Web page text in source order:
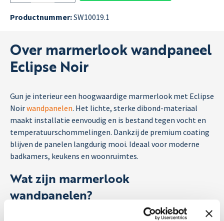
Productnummer:SW10019.1
Over marmerlook wandpaneel
Eclipse Noir
Gun je interieur een hoogwaardige marmerlook met Eclipse
Noirwandpanelen. Het lichte, sterke dibond-materiaal
maakt installatie eenvoudig en is bestand tegen vocht en
temperatuurschommelingen. Dankzij de premium coating
blijven de panelen langdurig mooi. Ideaal voor moderne
badkamers, keukens en woonruimtes.
Wat zijn marmerlook
wandpanelen?